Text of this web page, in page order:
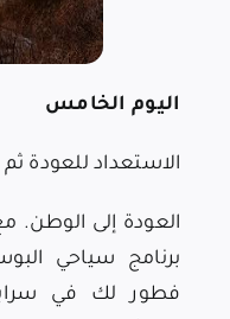
اليوم الخامس
الاستعداد للعودة
العودة إلى الوطن.
برنامج سياحي
فطور لك في